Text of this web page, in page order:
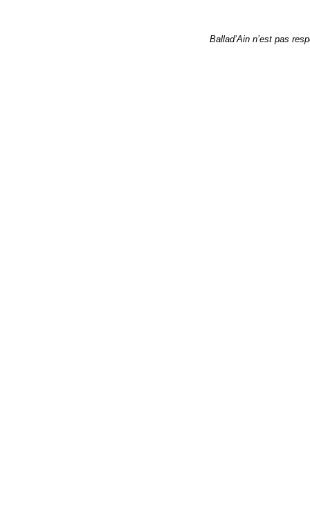
Ballad’Ain n’est pas